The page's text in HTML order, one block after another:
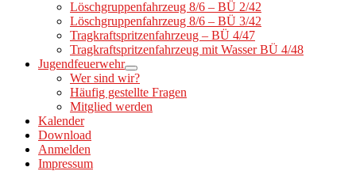
Löschgruppenfahrzeug 8/6 – BÜ 2/42
Löschgruppenfahrzeug 8/6 – BÜ 3/42
Tragkraftspritzenfahrzeug – BÜ 4/47
Tragkraftspritzenfahrzeug mit Wasser BÜ 4/48
Jugendfeuerwehr
Wer sind wir?
Häufig gestellte Fragen
Mitglied werden
Kalender
Download
Anmelden
Impressum